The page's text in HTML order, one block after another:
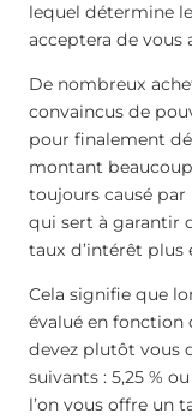
lequel détermine
acceptera de vous
De nombreux
convaincus de
pour finalement
montant
toujours causé par
qui sert à garantir
taux d’intérêt plus
Cela signifie que
évalué en fonction
devez plutôt vous
suivants : 5,25 %
l’on vous offre un